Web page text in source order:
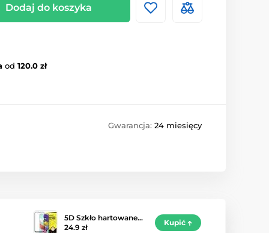
Dodaj do koszyka
od 120.0 zł
Gwarancja: 24 miesięcy
5D Szkło hartowane…
24.9 zł
Kupić